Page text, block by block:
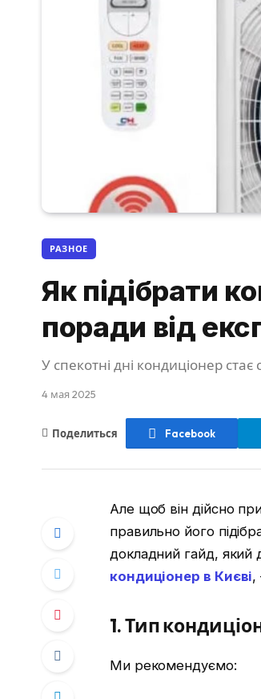
РАЗНОЕ
Як підібрати
поради від
У спекотні дні кондиціонер
4 мая 2025
Поделиться Facebook
Але щоб він дійсно
правильно його
докладний гайд,
кондиціонер в Києві,
1. Тип
Ми рекомендуємо: